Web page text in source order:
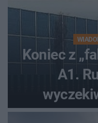
Koniec z
A1.